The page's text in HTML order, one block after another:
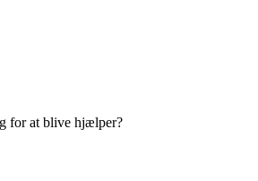
for at blive hjælper?